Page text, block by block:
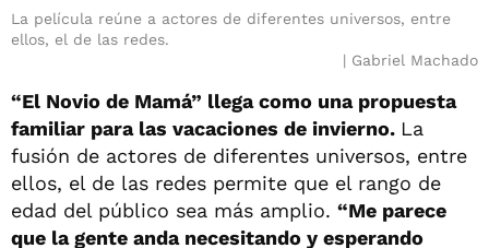
La película reúne a actores de diferentes universos, entre
ellos, el de las redes.
Gabriel Machado
“El Novio de Mamá” llega como una propuesta
familiar para las vacaciones de invierno. La
fusión de actores de diferentes universos, entre
ellos, el de las redes permite que el rango de
edad del público sea más amplio. “Me parece
que la gente anda necesitando y esperando